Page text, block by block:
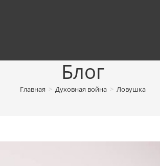
Блог
Главная > Духовная война > Ловушка